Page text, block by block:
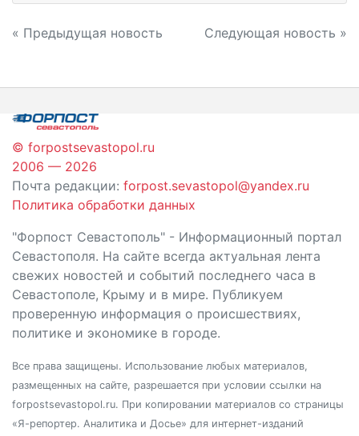
Навигация
записям
« Предыдущая новость Следующая новость »
© forpostsevastopol.ru
2006 — 2026
Почта редакции: forpost.sevastopol@yandex.ru
Политика обработки данных
"Форпост Севастополь" - Информационный портал
Севастополя. На сайте всегда актуальная лента
свежих новостей и событий последнего часа в
Севастополе, Крыму и в мире. Публикуем
проверенную информация о происшествиях,
политике и экономике в городе.
Все права защищены. Использование любых материалов,
размещенных на сайте, разрешается при условии ссылки на
forpostsevastopol.ru. При копировании материалов со страницы
«Я-репортер. Аналитика и Досье» для интернет-изданий